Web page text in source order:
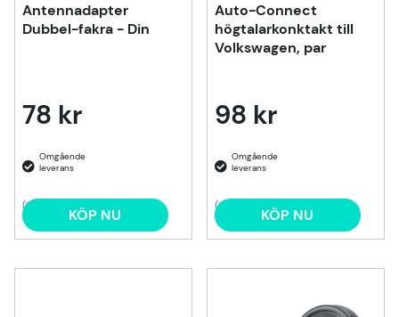
Antennadapter
Dubbel-fakra - Din
78 kr
(1) KÖP NU
Auto-Connect
högtalarkonktakt till
Volkswagen, par
98 kr
(3) KÖP NU